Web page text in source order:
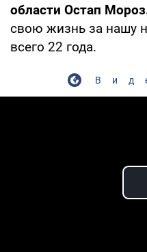
области Остап
свою жизнь за нашу
всего 22 года.